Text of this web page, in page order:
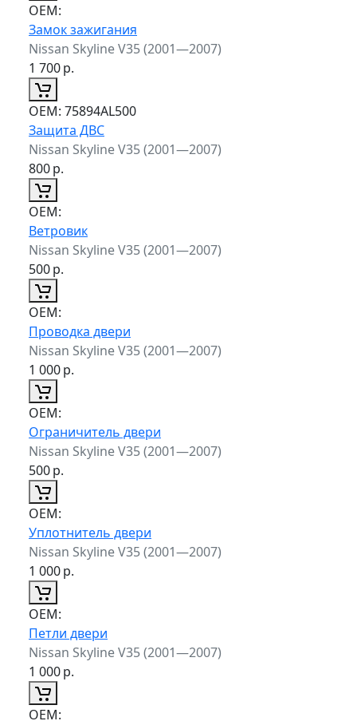
ОЕМ:
Замок зажигания
Nissan Skyline V35 (2001—2007)
1 700р.
ОЕМ: 75894AL500
Защита ДВС
Nissan Skyline V35 (2001—2007)
800р.
ОЕМ:
Ветровик
Nissan Skyline V35 (2001—2007)
500р.
ОЕМ:
Проводка двери
Nissan Skyline V35 (2001—2007)
1 000р.
ОЕМ:
Ограничитель двери
Nissan Skyline V35 (2001—2007)
500р.
ОЕМ:
Уплотнитель двери
Nissan Skyline V35 (2001—2007)
1 000р.
ОЕМ:
Петли двери
Nissan Skyline V35 (2001—2007)
1 000р.
ОЕМ: